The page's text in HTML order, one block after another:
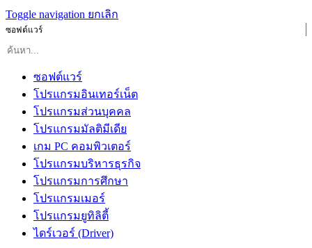
Toggle navigation ยกเลิก
ซอฟต์แวร์
ซอฟต์แวร์
โปรแกรมอินเทอร์เน็ต
โปรแกรมส่วนบุคคล
โปรแกรมมัลติมีเดีย
เกม PC คอมพิวเตอร์
โปรแกรมบริหารธุรกิจ
โปรแกรมการศึกษา
โปรแกรมเมอร์
โปรแกรมยูทิลิตี้
ไดร์เวอร์ (Driver)